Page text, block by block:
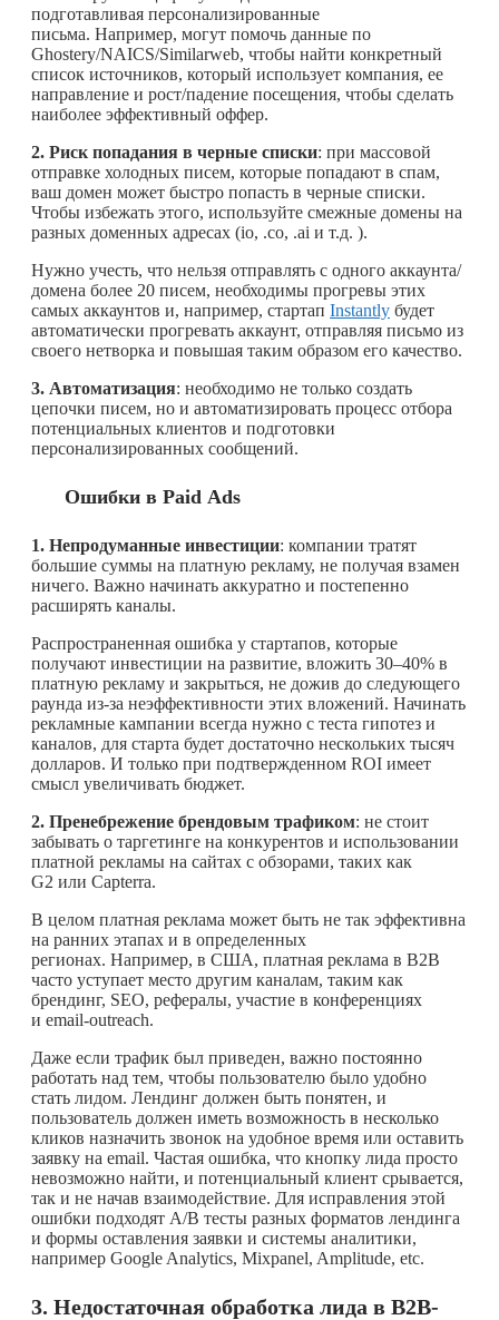
подготавливая персонализированные
письма. Например, могут помочь данные по
Ghostery/NAICS/Similarweb, чтобы найти конкретный
список источников, который использует компания, ее
направление и рост/падение посещения, чтобы сделать
наиболее эффективный оффер.
2. Риск попадания в черные списки: при массовой
отправке холодных писем, которые попадают в спам,
ваш домен может быстро попасть в черные списки.
Чтобы избежать этого, используйте смежные домены на
разных доменных адресах (io, .co, .ai и т.д. ).
Нужно учесть, что нельзя отправлять с одного аккаунта/
домена более 20 писем, необходимы прогревы этих
самых аккаунтов и, например, стартап Instantly будет
автоматически прогревать аккаунт, отправляя письмо из
своего нетворка и повышая таким образом его качество.
3. Автоматизация: необходимо не только создать
цепочки писем, но и автоматизировать процесс отбора
потенциальных клиентов и подготовки
персонализированных сообщений.
Ошибки в Paid Ads
1. Непродуманные инвестиции: компании тратят
большие суммы на платную рекламу, не получая взамен
ничего. Важно начинать аккуратно и постепенно
расширять каналы.
Распространенная ошибка у стартапов, которые
получают инвестиции на развитие, вложить 30–40% в
платную рекламу и закрыться, не дожив до следующего
раунда из-за неэффективности этих вложений. Начинать
рекламные кампании всегда нужно с теста гипотез и
каналов, для старта будет достаточно нескольких тысяч
долларов. И только при подтвержденном ROI имеет
смысл увеличивать бюджет.
2. Пренебрежение брендовым трафиком: не стоит
забывать о таргетинге на конкурентов и использовании
платной рекламы на сайтах с обзорами, таких как
G2 или Capterra.
В целом платная реклама может быть не так эффективна
на ранних этапах и в определенных
регионах. Например, в США, платная реклама в B2B
часто уступает место другим каналам, таким как
брендинг, SEO, рефералы, участие в конференциях
и email-outreach.
Даже если трафик был приведен, важно постоянно
работать над тем, чтобы пользователю было удобно
стать лидом. Лендинг должен быть понятен, и
пользователь должен иметь возможность в несколько
кликов назначить звонок на удобное время или оставить
заявку на email. Частая ошибка, что кнопку лида просто
невозможно найти, и потенциальный клиент срывается,
так и не начав взаимодействие. Для исправления этой
ошибки подходят A/B тесты разных форматов лендинга
и формы оставления заявки и системы аналитики,
например Google Analytics, Mixpanel, Amplitude, etc.
3. Недостаточная обработка лида в B2B-